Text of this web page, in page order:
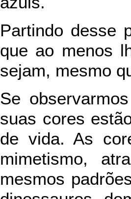
Partindo desse
que ao menos
sejam, mesmo
Se
suas cores
de vida. As
mimetismo,
mesmos